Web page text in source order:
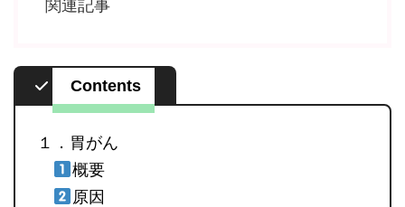
Contents
１．胃がん
概要
原因